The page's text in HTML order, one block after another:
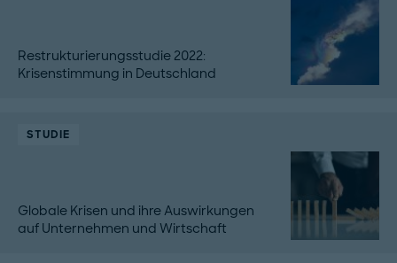
Restrukturierungsstudie 2022:
Krisenstimmung in Deutschland
STUDIE
Globale Krisen und ihre Auswirkungen
auf Unternehmen und Wirtschaft